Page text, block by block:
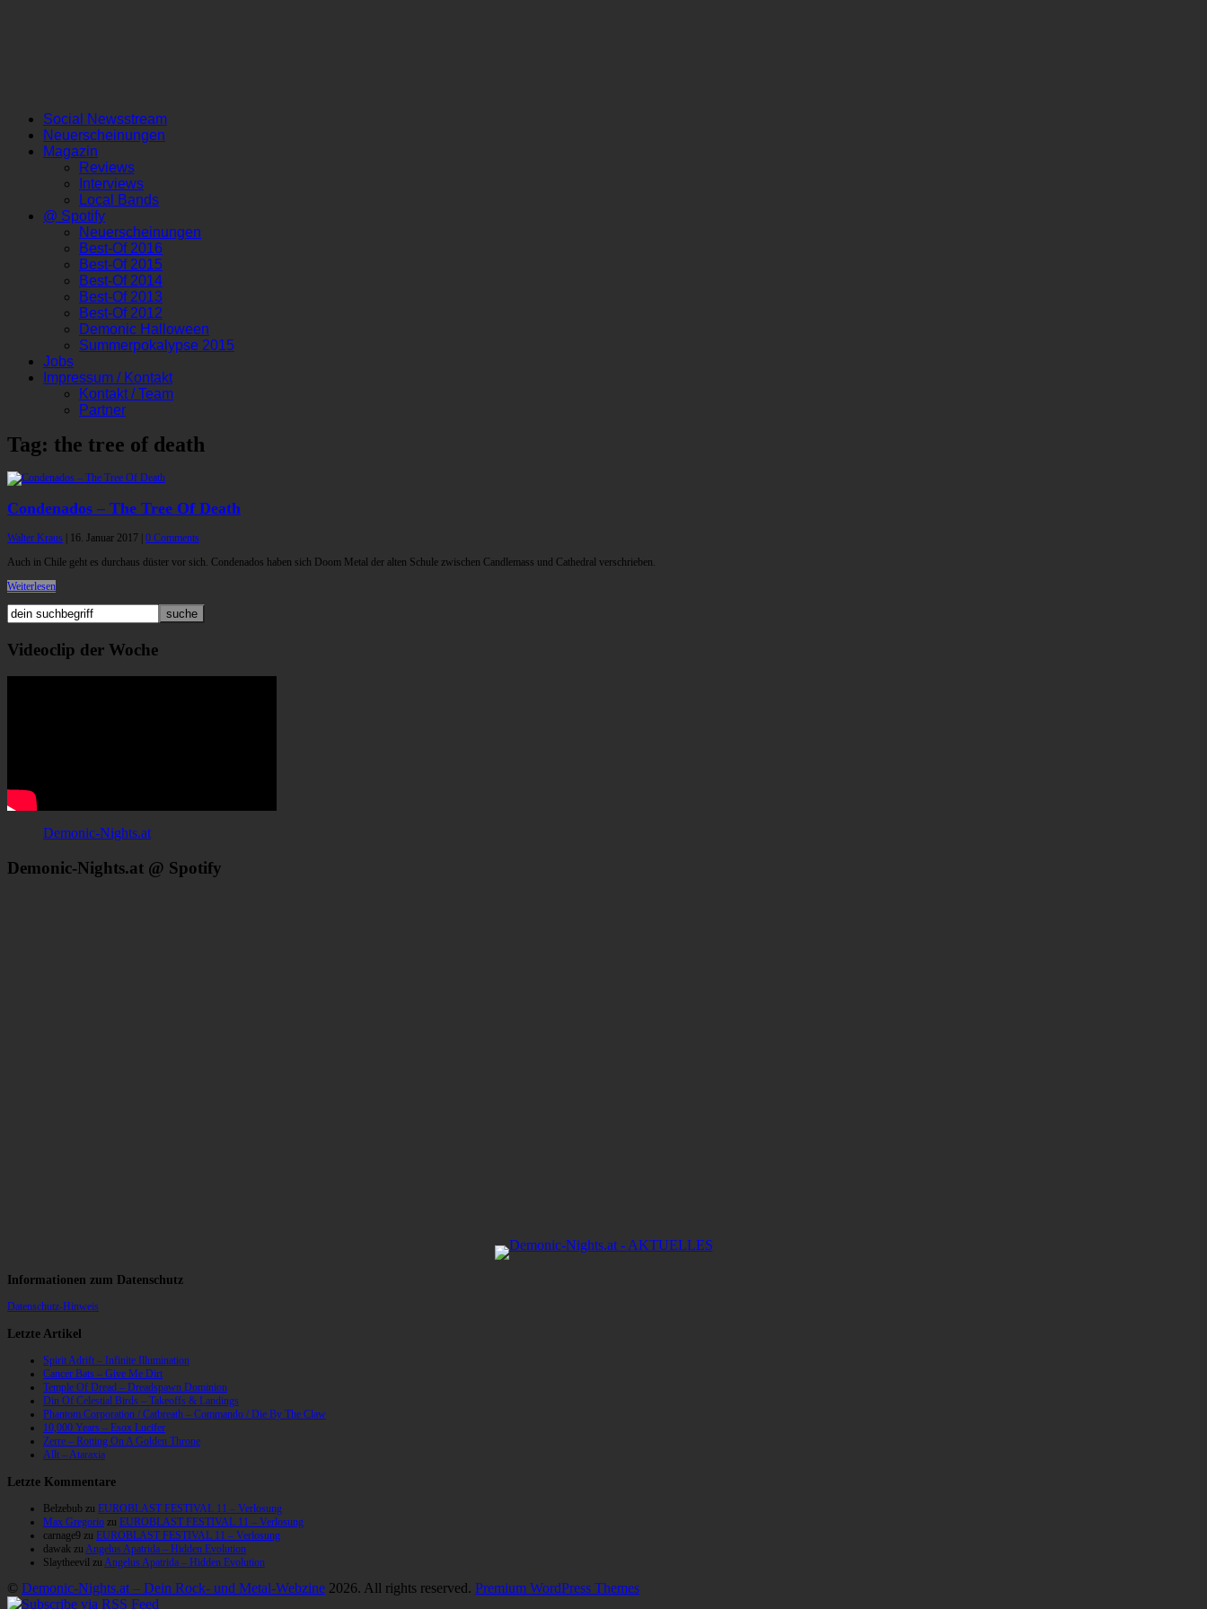
Social Newsstream
Neuerscheinungen
Magazin
Reviews
Interviews
Local Bands
@ Spotify
Neuerscheinungen
Best-Of 2016
Best-Of 2015
Best-Of 2014
Best-Of 2013
Best-Of 2012
Demonic Halloween
Summerpokalypse 2015
Jobs
Impressum / Kontakt
Kontakt / Team
Partner
Tag: the tree of death
Condenados – The Tree Of Death
Walter Kraus 16. Januar 2017 0 Comments
Auch in Chile geht es durchaus düster vor sich. Condenados haben sich Doom Metal der alten Schule zwischen Candlemass und Cathedral verschrieben.
Weiterlesen
Videoclip der Woche
Demonic-Nights.at
Demonic-Nights.at @ Spotify
Informationen zum Datenschutz
Datenschutz-Hinweis
Letzte Artikel
Spirit Adrift – Infinite Illumination
Cancer Bats – Give Me Dirt
Temple Of Dread – Dreadspawn Dominion
Din Of Celestial Birds – Takeoffs & Landings
Phantom Corporation / Catbreath – Commando / Die By The Claw
10,000 Years – Esox Lucifer
Zerre – Rotting On A Golden Throne
Allt – Ataraxia
Letzte Kommentare
Belzebub zu EUROBLAST FESTIVAL 11 – Verlosung
Max Gregorio zu EUROBLAST FESTIVAL 11 – Verlosung
carnage9 zu EUROBLAST FESTIVAL 11 – Verlosung
dawak zu Angelus Apatrida – Hidden Evolution
Slaytheevil zu Angelus Apatrida – Hidden Evolution
© Demonic-Nights.at – Dein Rock- und Metal-Webzine 2026. All rights reserved. Premium WordPress Themes